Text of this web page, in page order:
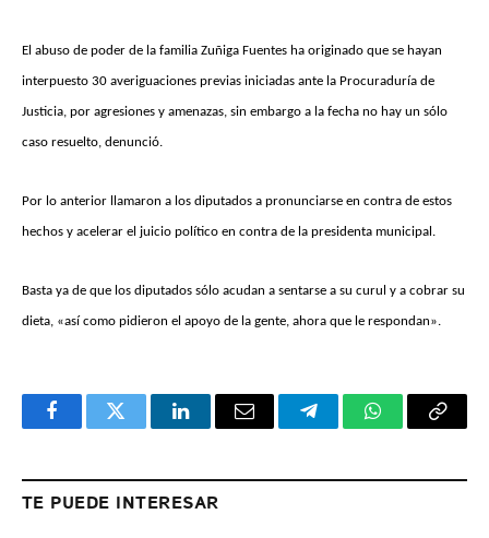
El abuso de poder de la familia Zuñiga Fuentes ha originado que se hayan
interpuesto 30 averiguaciones previas iniciadas ante la Procuraduría de
Justicia, por agresiones y amenazas, sin embargo a la fecha no hay un sólo
caso resuelto, denunció.
Por lo anterior llamaron a los diputados a pronunciarse en contra de estos
hechos y acelerar el juicio político en contra de la presidenta municipal.
Basta ya de que los diputados sólo acudan a sentarse a su curul y a cobrar su
dieta, «así como pidieron el apoyo de la gente, ahora que le respondan».
FacebookTwitter LinkedInEmail TelegramWhatsApp
Copy
TE PUEDE INTERESAR